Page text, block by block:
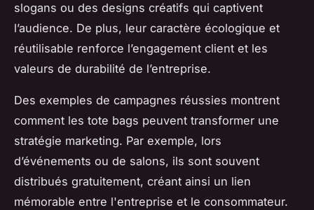
slogans ou des designs créatifs qui captivent
l’audience. De plus, leur caractère écologique et
réutilisable renforce l’engagement client et les
valeurs de durabilité de l’entreprise.
Des exemples de campagnes réussies montrent
comment les tote bags peuvent transformer une
stratégie marketing. Par exemple, lors
d’événements ou de salons, ils sont souvent
distribués gratuitement, créant ainsi un lien
mémorable entre l'entreprise et le consommateur.